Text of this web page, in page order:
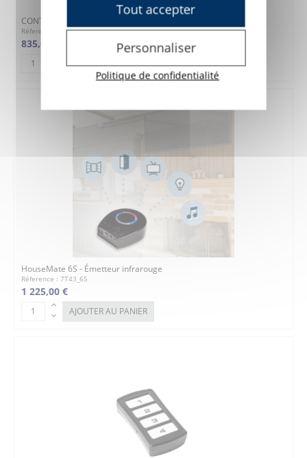
CONTROL + Android / iPad / iPhone
Réference : 7BJ31
835,00 €
AJOUTER AU PANIER
HouseMate 6S - Émetteur infrarouge
Réference : 7T43_6S
1 225,00 €
AJOUTER AU PANIER
Tout accepter
Personnaliser
Politique de confidentialité